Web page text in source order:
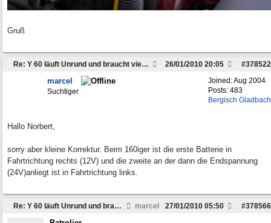
Gruß
Re: Y 60 läuft Unrund und braucht viel Sprit #378522
26/01/2010 20:05
Joined:Aug 2004
Posts: 483
Bergisch Gladbach
marcel
Suchtiger
Hallo Norbert,
sorry aber kleine Korrektur. Beim 160iger ist die erste Batterie in
Fahrtrichtung rechts (12V) und die zweite an der dann die Endspannung
(24V)anliegt ist in Fahrtrichtung links.
Re: Y 60 läuft Unrund und braucht viel Sprit marcel #378566
27/01/2010 05:50